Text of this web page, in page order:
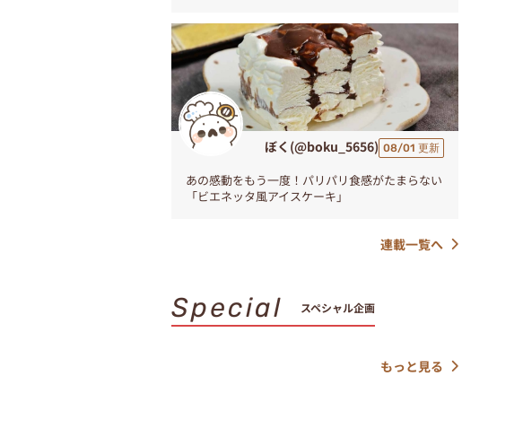
ぼく(@boku_5656) 08/01 更新
あの感動をもう一度！パリパリ食感がたまらない
「ビエネッタ風アイスケーキ」
連載一覧へ
Special スペシャル企画
もっと見る